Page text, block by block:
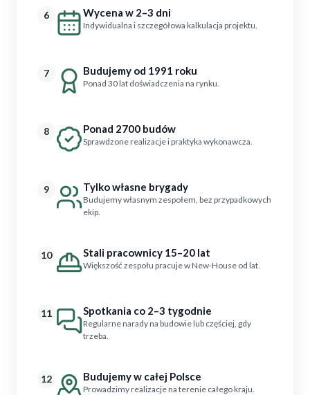
6 Wycena w 2–3 dni
Indywidualna i szczegółowa kalkulacja projektu.
7 Budujemy od 1991 roku
Ponad 30 lat doświadczenia na rynku.
8 Ponad 2700 budów
Sprawdzone realizacje i praktyka wykonawcza.
9 Tylko własne brygady
Budujemy własnym zespołem, bez przypadkowych
ekip.
10 Stali pracownicy 15–20 lat
Większość zespołu pracuje w New-House od lat.
11 Spotkania co 2–3 tygodnie
Regularne narady na budowie lub częściej, gdy
trzeba.
12 Budujemy w całej Polsce
Prowadzimy realizacje na terenie całego kraju.